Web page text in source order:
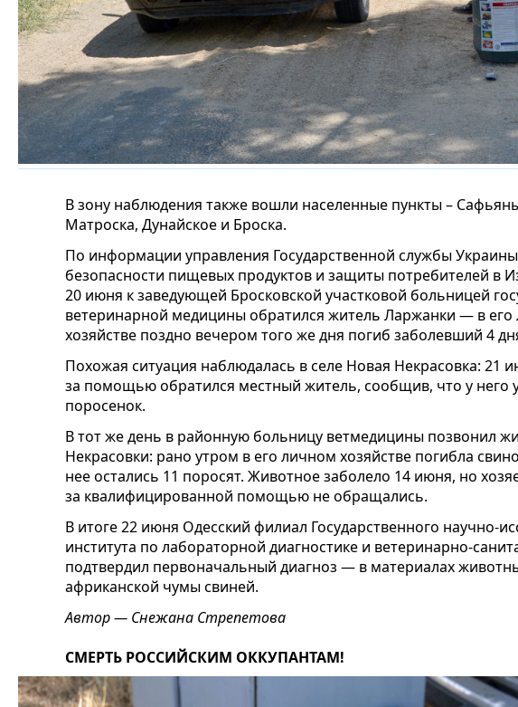
В зону наблюдения также вошли населенные пункты –
Матроска, Дунайское и Броска.
По информации управления Государственной службы
безопасности пищевых продуктов и защиты потребителей в
20 июня к заведующей Бросковской участковой больницей
ветеринарной медицины обратился житель Ларжанки — в его
хозяйстве поздно вечером того же дня погиб заболевший 4
Похожая ситуация наблюдалась в селе Новая Некрасовка: 21
за помощью обратился местный житель, сообщив, что у него
поросенок.
В тот же день в районную больницу ветмедицины позвонил
Некрасовки: рано утром в его личном хозяйстве погибла
нее остались 11 поросят. Животное заболело 14 июня, но
за квалифицированной помощью не обращались.
В итоге 22 июня Одесский филиал Государственного научно-
института по лабораторной диагностике и ветеринарно-
подтвердил первоначальный диагноз — в материалах
африканской чумы свиней.
Автор — Снежана Стрепетова
СМЕРТЬ РОССИЙСКИМ ОККУПАНТАМ!